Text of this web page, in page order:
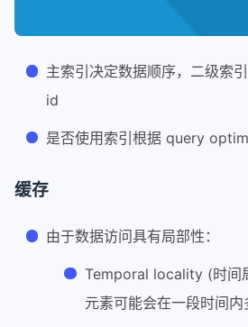
主索引决定数据顺序，二级索
id
是否使用索引根据 query
缓存
由于数据访问具有局部性：
Temporal locality (时间
元素可能会在一段时间内